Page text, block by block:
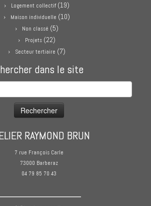
Logement collectif(19)
Maison individuelle (10)
Non classé (5)
Projets(22)
Secteur tertiaire (7)
dans le site
RAYMOND BRUN
7 rue François Carle
73000 Barberaz
04 79 85 70 43